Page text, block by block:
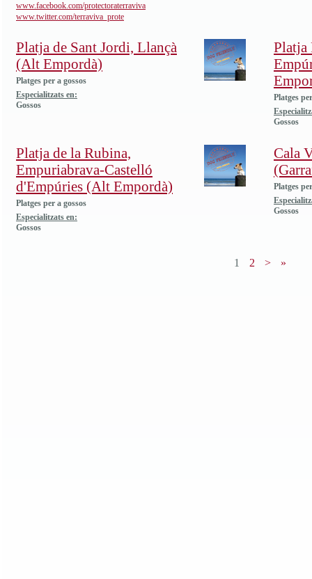
www.facebook.com/protectoraterraviva
www.twitter.com/terraviva_prote
Platja de Sant Jordi, Llançà
(Alt Empordà)
Platges per a gossos
Especialitzats en:
Gossos
Platja
Platges
Gossos
Platja de la Rubina,
Empuriabrava-Castelló
d'Empúries (Alt Empordà)
Platges per a gossos
Especialitzats en:
Gossos
Cala
Platges
Gossos
1 2 > »